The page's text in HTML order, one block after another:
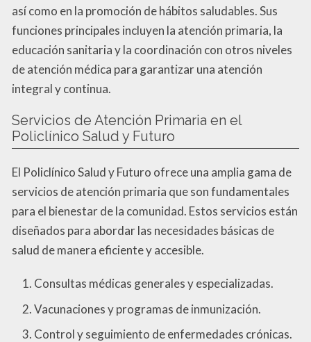
así como en la promoción de hábitos saludables. Sus
funciones principales incluyen la atención primaria, la
educación sanitaria y la coordinación con otros niveles
de atención médica para garantizar una atención
integral y continua.
Servicios de Atención Primaria en el
Policlínico Salud y Futuro
El Policlínico Salud y Futuro ofrece una amplia gama de
servicios de atención primaria que son fundamentales
para el bienestar de la comunidad. Estos servicios están
diseñados para abordar las necesidades básicas de
salud de manera eficiente y accesible.
Consultas médicas generales y especializadas.
Vacunaciones y programas de inmunización.
Control y seguimiento de enfermedades crónicas.